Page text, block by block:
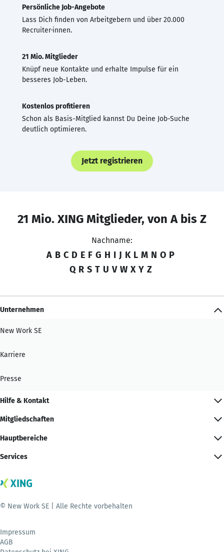
Persönliche Job-Angebote
Lass Dich finden von Arbeitgebern und über 20.000
Recruiter·innen.
21 Mio. Mitglieder
Knüpf neue Kontakte und erhalte Impulse für ein
besseres Job-Leben.
Kostenlos profitieren
Schon als Basis-Mitglied kannst Du Deine Job-Suche
deutlich optimieren.
Jetzt registrieren
21 Mio. XING Mitglieder, von A bis Z
Nachname:
A B C D E F G H I J K L M N O P
Q R S T U V W X Y Z
Unternehmen
New Work SE
Karriere
Presse
Hilfe & Kontakt
Mitgliedschaften
Hauptbereiche
Services
© New Work SE | Alle Rechte vorbehalten
Impressum
AGB